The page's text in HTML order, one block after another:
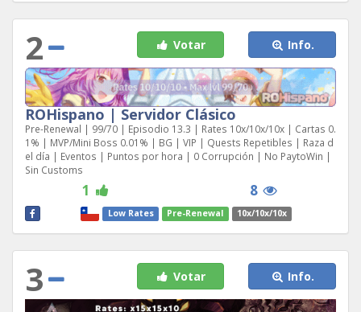
2 Votar Info.
ROHispano | Servidor Clásico
Pre-Renewal | 99/70 | Episodio 13.3 | Rates 10x/10x/10x | Cartas 0.
1% | MVP/Mini Boss 0.01% | BG | VIP | Quests Repetibles | Raza d
el día | Eventos | Puntos por hora | 0 Corrupción | No PaytoWin |
Sin Customs
1 8
Low Rates Pre-Renewal 10x/10x/10x
3 Votar Info.